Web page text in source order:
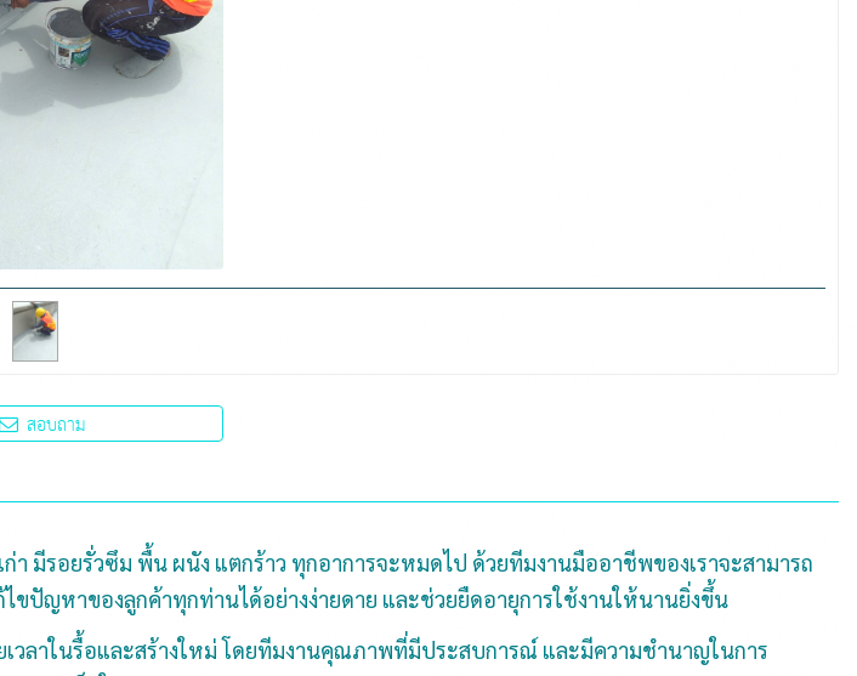
สอบถาม
า มีรอยรั่วซึม พื้น ผนัง แตกร้าว ทุกอาการจะหมดไป ด้วยทีมงานมืออาชีพของเราจะสามารถ
ปัญหาของลูกค้าทุกท่านได้อย่างง่ายดาย และช่วยยืดอายุการใช้งานให้นานยิ่งขึ้น
ลาในรื้อและสร้างใหม่ โดยทีมงานคุณภาพที่มีประสบการณ์ และมีความชำนาญในการ